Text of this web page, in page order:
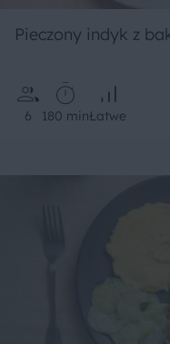
Pieczony indyk z
6 180 minŁatwe